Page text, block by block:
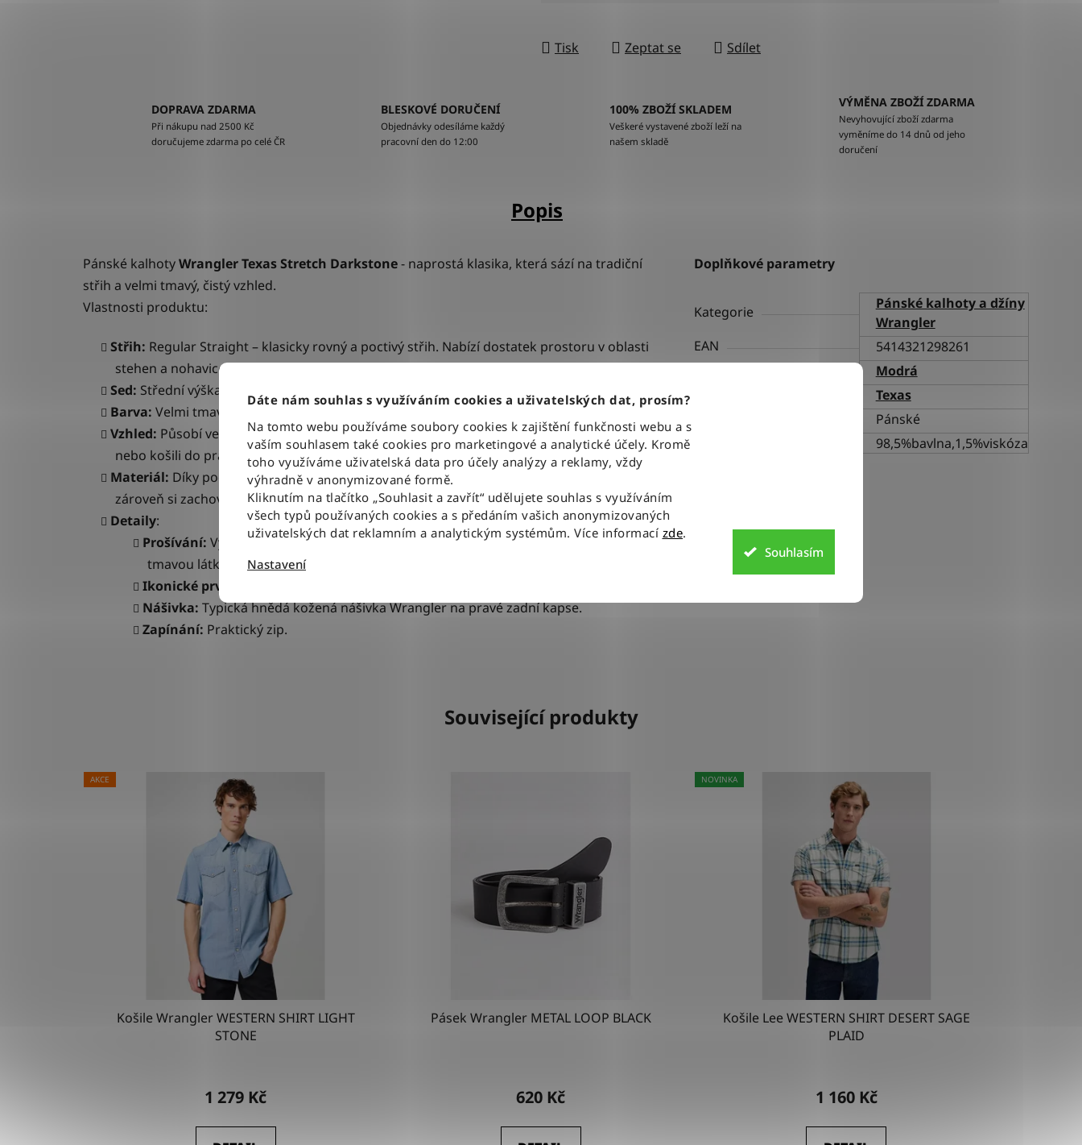
Dáte nám souhlas s využíváním cookies a uživatelských dat, prosím?
Na tomto webu používáme soubory cookies k zajištění funkčnosti webu a s
vaším souhlasem také cookies pro marketingové a analytické účely. Kromě
toho využíváme uživatelská data pro účely analýzy a reklamy, vždy
výhradně v anonymizované formě.
Kliknutím na tlačítko „Souhlasit a zavřít“ udělujete souhlas s využíváním
všech typů používaných cookies a s předáním vašich anonymizovaných
uživatelských dat reklamním a analytickým systémům. Více informací zde.
Nastavení
Souhlasím
Tisk Zeptat se Sdílet
DOPRAVA ZDARMA
Při nákupu nad 2500 Kč
doručujeme zdarma po celé ČR
BLESKOVÉ DORUČENÍ
Objednávky odesíláme každý
pracovní den do 12:00
100% ZBOŽÍ SKLADEM
Veškeré vystavené zboží leží na
našem skladě
VÝMĚNA ZBOŽÍ ZDARMA
Nevyhovující zboží zdarma
vyměníme do 14 dnů od jeho
doručení
Popis
Pánské kalhotyWrangler Texas Stretch Darkstone- naprostá klasika, která sází na tradiční
střih a velmi tmavý, čistý vzhled.
Vlastnosti produktu:
Střih: Regular Straight – klasicky rovný a poctivý střih. Nabízí dostatek prostoru v oblasti
stehen a nohavice vedou rovně až k botám.
Sed: Střední výška sedu, která zajišťuje stabilní a velmi pohodlné usazení přímo v pase.
Barva: Velmi tmavě modrá, sytá barva (indigo) s minimálním nebo žádným sepráním.
Vzhled: Působí velmi čistě a formálně, díky čemuž jsou tyto džíny skvělou volbou i k saku
nebo košili do práce.
Materiál: Díky podílu elastanu jsou džíny mírně pružné. Materiál neomezuje v pohybu, ale
zároveň si zachovává charakter a pevnost pravého denimu.
Detaily:
Prošívání: Výrazné tabákově hnědé nebo oranžové prošívání, které kontrastuje s
tmavou látkou.
Ikonické prvky:
Nášivka: Typická hnědá kožená nášivka Wrangler na pravé zadní kapse.
Zapínání: Praktický zip.
Doplňkové parametry
Kategorie
Pánské kalhoty a džíny
Wrangler
EAN
5414321298261
Modrá
Texas
Pánské
98,5%bavlna,1,5%viskóza
Související produkty
AKCE
Košile Wrangler WESTERN SHIRT LIGHT
STONE
1 279 Kč
Pásek Wrangler METAL LOOP BLACK
hodnocení
je
620 Kč
NOVINKA
Košile Lee WESTERN SHIRT DESERT SAGE
PLAID
1 160 Kč